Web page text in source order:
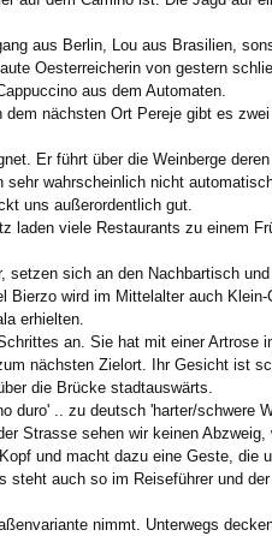
aus Berlin, Lou aus Brasilien,
Oesterreicherin von gestern
aus dem Automaten.
nächsten Ort Pereje gibt es
Er führt über die Weinberge
wahrscheinlich nicht
uns außerordentlich gut.
laden viele Restaurants zu einem
sich an den Nachbartisch
wird im Mittelalter auch
erhielten.
an. Sie hat mit einer Artrose
nächsten Zielort. Ihr Gesicht ist
die Brücke stadtauswärts.
duro' .. zu deutsch 'harter/schwere
Strasse sehen wir keinen
und macht dazu eine Geste, die
auch so im Reiseführer und
nimmt. Unterwegs